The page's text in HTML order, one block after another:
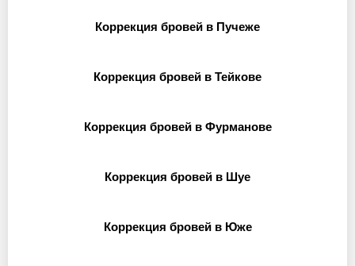
Коррекция бровей в Пучеже
Коррекция бровей в Тейкове
Коррекция бровей в Фурманове
Коррекция бровей в Шуе
Коррекция бровей в Юже